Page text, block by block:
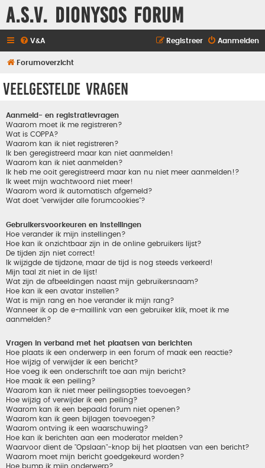
A.S.V. Dionysos Forum
V&A Aanmelden
Registreer
Forumoverzicht
Veelgestelde vragen
Aanmeld- en registratievragen
Waarom moet ik me registreren?
Wat is COPPA?
Waarom kan ik niet registreren?
Ik ben geregistreerd maar kan niet aanmelden!
Waarom kan ik niet aanmelden?
Ik heb me ooit geregistreerd maar kan nu niet meer aanmelden!?
Ik weet mijn wachtwoord niet meer!
Waarom word ik automatisch afgemeld?
Wat doet "verwijder alle forumcookies"?
Gebruikersvoorkeuren en instellingen
Hoe verander ik mijn instellingen?
Hoe kan ik onzichtbaar zijn in de online gebruikers lijst?
De tijden zijn niet correct!
Ik wijzigde de tijdzone, maar de tijd is nog steeds verkeerd!
Mijn taal zit niet in de lijst!
Wat zijn de afbeeldingen naast mijn gebruikersnaam?
Hoe kan ik een avatar instellen?
Wat is mijn rang en hoe verander ik mijn rang?
Wanneer ik op de e-maillink van een gebruiker klik, moet ik me
aanmelden?
Vragen in verband met het plaatsen van berichten
Hoe plaats ik een onderwerp in een forum of maak een reactie?
Hoe wijzig of verwijder ik een bericht?
Hoe voeg ik een onderschrift toe aan mijn bericht?
Hoe maak ik een peiling?
Waarom kan ik niet meer peilingsopties toevoegen?
Hoe wijzig of verwijder ik een peiling?
Waarom kan ik een bepaald forum niet openen?
Waarom kan ik geen bijlagen toevoegen?
Waarom ontving ik een waarschuwing?
Hoe kan ik berichten aan een moderator melden?
Waarvoor dient de "Opslaan"-knop bij het plaatsen van een bericht?
Waarom moet mijn bericht goedgekeurd worden?
Hoe bump ik mijn onderwerp?